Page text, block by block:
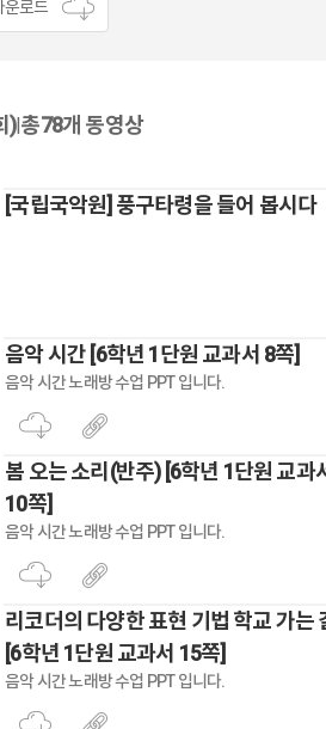
운로드
)|총78개 동영상
[국립국악원] 풍구타령을 들어 봅시다
음악 시간 [6학년 1단원 교과서 8쪽]
음악 시간 노래방 수업 PPT 입니다.
봄 오는 소리(반주) [6학년 1단원 교과
10쪽]
음악 시간 노래방 수업 PPT 입니다.
리코더의 다양한 표현 기법 학교 가는
[6학년 1단원 교과서 15쪽]
음악 시간 노래방 수업 PPT 입니다.